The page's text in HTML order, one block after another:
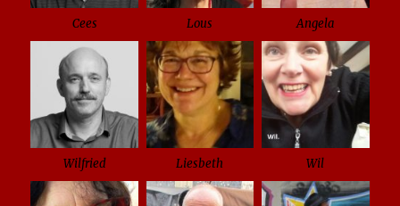
Cees Lous Angela
Wilfried Liesbeth Wil